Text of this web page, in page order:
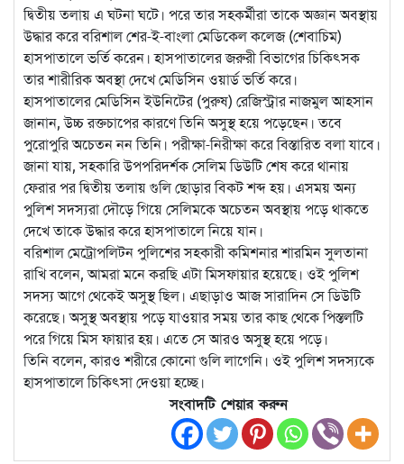
দ্বিতীয় তলায় এ ঘটনা ঘটে। পরে তার সহকর্মীরা তাকে অজ্ঞান অবস্থায়
উদ্ধার করে বরিশাল শের-ই-বাংলা মে‌ডিকেল কলেজ (শেবাচিম)
হাসপাতালে ভর্তি করেন। হাসপাতালের জরুরী বিভাগের চিকিৎসক
তার শারীরিক অবস্থা দেখে মেডিসিন ওয়ার্ড ভর্তি করে।
হাসপাতালের মে‌ডি‌সিন ইউ‌নিটের (পুরুষ) রে‌জিস্ট্রার নাজমুল আহসান
জানান, উচ্চ রক্তচাপের কারণে তি‌নি অসুস্থ হয়ে পড়েছেন। তবে
পুরোপু‌রি অচেতন নন তি‌নি। পরীক্ষা-নিরীক্ষা করে বিস্তা‌রিত বলা য‌াবে।
জানা যায়, সহকা‌রি উপপ‌রিদর্শক সে‌লিম ডিউ‌টি শেষ করে থানায়
ফেরার পর দ্বিতীয় তলায় গু‌লি ছোড়ার বিকট শব্দ হয়। এসময় অন‌্য
পু‌লিশ সদস‌্যরা দৌড়ে গিয়ে সে‌লিমকে অচেতন অবস্থায় পড়ে থাকতে
দেখে তাকে উদ্ধার করে হাসপাতালে নিয়ে যান।
ব‌রিশাল মেট্রোপ‌লিটন পু‌লিশের সহকারী কমিশনার শারমিন সুলতানা
রাখি বলেন, আমরা মনে কর‌ছি এটা মিসফায়ার হয়েছে। ওই পু‌লিশ
সদস‌্য আগে থেকেই অসুস্থ ছিল। এছাড়াও আজ সারাদিন সে ডিউটি
করেছে। অসুস্থ অবস্থায় পড়ে যাওয়ার সময় তার কাছ থেকে পিস্তল‌টি
পরে গিয়ে মিস ফায়ার হয়। এতে সে আরও অসুস্থ হয়ে পড়ে।
তিনি বলেন, কারও শরীরে কোনো গু‌লি লাগে‌নি। ওই পু‌লিশ সদস‌্যকে
হাসপাতালে চি‌কিৎসা দেওয়া হচ্ছে।
সংবাদটি শেয়ার করুন